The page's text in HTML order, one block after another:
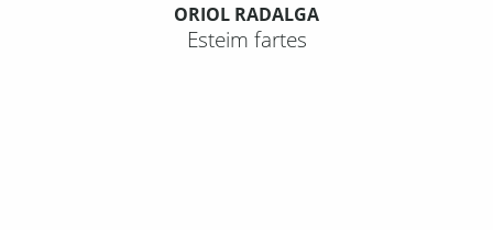
ORIOL RADALGA
Esteim fartes